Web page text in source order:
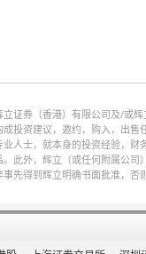
证券（香港）有限公司及/或
投资建议，邀约，购入，出售
人士，就本身的投资经验，
此外，辉立（或任何附属公司
先得到辉立明确书面批准，否